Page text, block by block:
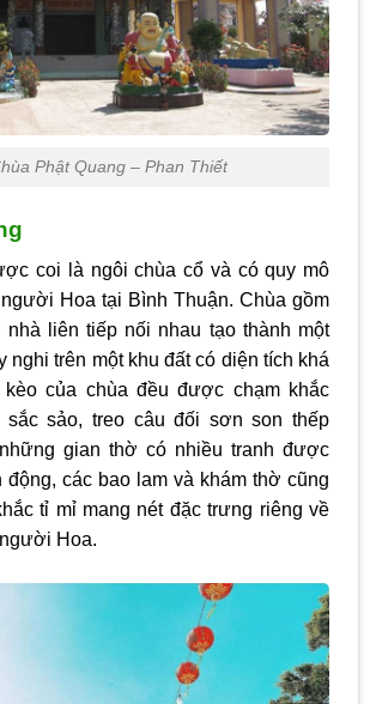
Phật Quang – Phan Thiết
coi là ngôi chùa cổ và có quy mô
Hoa tại Bình Thuận. Chùa gồm
nhà liên tiếp nối nhau tạo thành một
nghi trên một khu đất có diện tích khá
kèo của chùa đều được chạm khắc
sắc sảo, treo câu đối sơn son thếp
gian thờ có nhiều tranh được
động, các bao lam và khám thờ cũng
tỉ mỉ mang nét đặc trưng riêng về
Hoa.